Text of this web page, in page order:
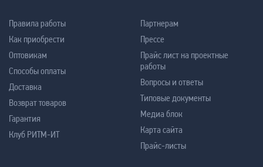
Правила работы
Как приобрести
Оптовикам
Способы оплаты
Доставка
Возврат товаров
Гарантия
Клуб РИТМ-ИТ
Партнерам
Прессе
Прайс лист на проектные
работы
Вопросы и ответы
Типовые документы
Медиа блок
Карта сайта
Прайс-листы